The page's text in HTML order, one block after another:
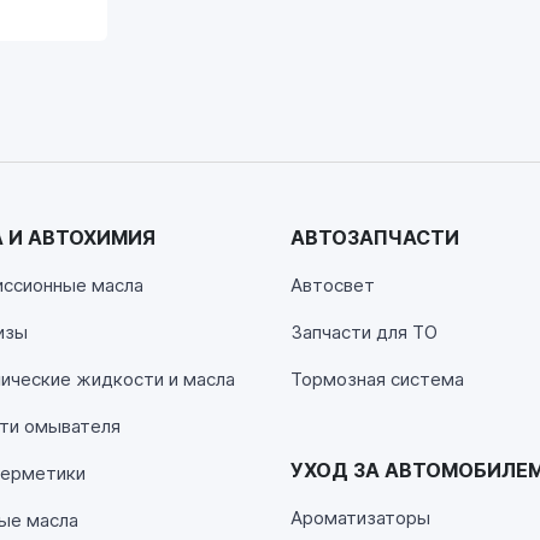
И АВТОХИМИЯ
масла
жидкости и масла
омывателя
масла
АВТОЗАПЧАСТИ
Автосвет
Запчасти для ТО
Тормозная система
УХОД ЗА
Ароматизаторы